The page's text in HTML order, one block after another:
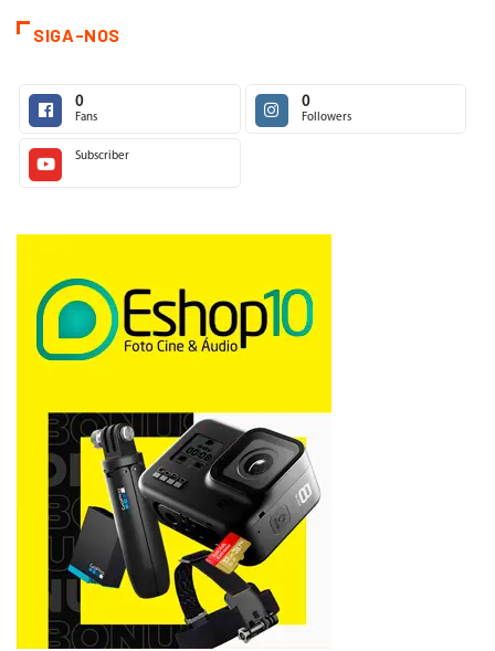
SIGA-NOS
0
Fans
0
Followers
Subscriber